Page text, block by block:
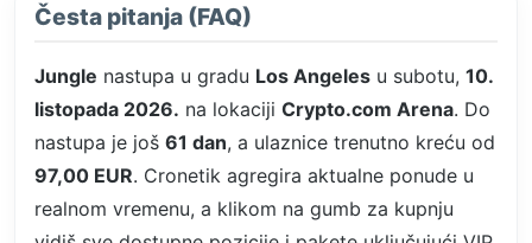
Česta pitanja (FAQ)
Jungle nastupa u gradu Los Angeles u subotu, 10.
listopada 2026. na lokaciji Crypto.com Arena. Do
nastupa je još 61 dan, a ulaznice trenutno kreću od
97,00 EUR. Cronetik agregira aktualne ponude u
realnom vremenu, a klikom na gumb za kupnju